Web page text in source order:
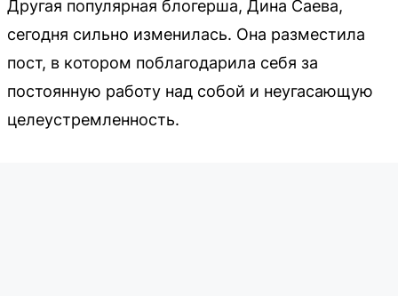
Другая популярная блогерша, Дина Саева,
сегодня сильно изменилась. Она разместила
пост, в котором поблагодарила себя за
постоянную работу над собой и неугасающую
целеустремленность.